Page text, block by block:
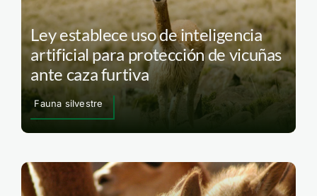
Ley establece uso de inteligencia
artificial para protección de vicuñas
ante caza furtiva
Fauna silvestre